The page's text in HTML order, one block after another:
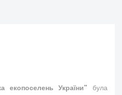
екопоселень України" була